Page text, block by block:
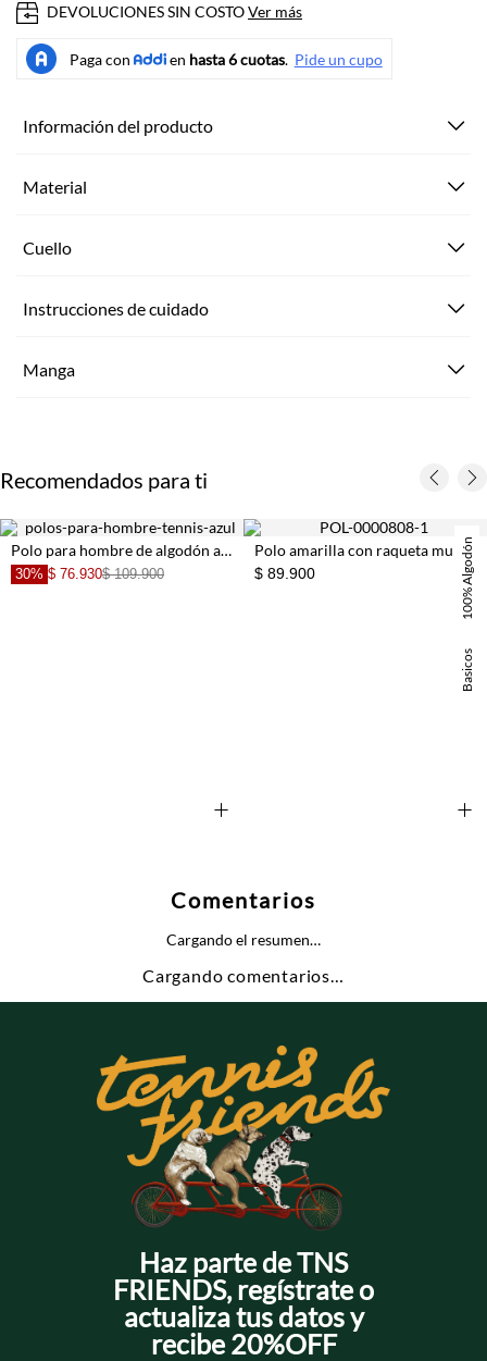
DEVOLUCIONES SIN COSTOVer más
Información del producto
Material
Cuello
Instrucciones de cuidado
Manga
Recomendados para ti
+
Polo para hombre de algodón azul royal fit clásico con mini bordado
30% $ 76.930$ 109.900
Basicos
100% Algodón
+
Polo amarilla con raqueta multicolor para hombre
$ 89.900
Comentarios
Cargando el resumen…
Cargando comentarios…
Haz parte de TNS
FRIENDS, regístrate o
actualiza tus datos y
recibe 20%OFF